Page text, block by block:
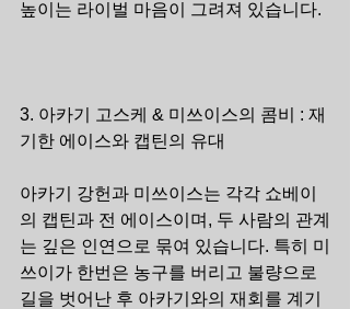
높이는 라이벌 마음이 그려져 있습니다.
3. 아카기 고스케 & 미쓰이스의 콤비 : 재
기한 에이스와 캡틴의 유대
아카기 강헌과 미쓰이스는 각각 쇼베이
의 캡틴과 전 에이스이며, 두 사람의 관계
는 깊은 인연으로 묶여 있습니다. 특히 미
쓰이가 한번은 농구를 버리고 불량으로
길을 벗어난 후 아카기와의 재회를 계기